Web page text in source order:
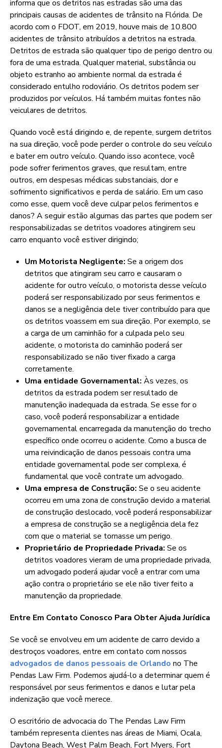
informa que os detritos nas estradas são uma das
principais causas de acidentes de trânsito na Flórida. De
acordo com o FDOT, em 2019, houve mais de 10.800
acidentes de trânsito atribuídos a detritos na estrada.
Detritos de estrada são qualquer tipo de perigo dentro ou
fora de uma estrada. Qualquer material, substância ou
objeto estranho ao ambiente normal da estrada é
considerado entulho rodoviário. Os detritos podem ser
produzidos por veículos. Há também muitas fontes não
veiculares de detritos.
Quando você está dirigindo e, de repente, surgem detritos
na sua direção, você pode perder o controle do seu veículo
e bater em outro veículo. Quando isso acontece, você
pode sofrer ferimentos graves, que resultam, entre
outros, em despesas médicas substanciais, dor e
sofrimento significativos e perda de salário. Em um caso
como esse, quem você deve culpar pelos ferimentos e
danos? A seguir estão algumas das partes que podem ser
responsabilizadas se detritos voadores atingirem seu
carro enquanto você estiver dirigindo;
Um Motorista Negligente: Se a origem dos
detritos que atingiram seu carro e causaram o
acidente for outro veículo, o motorista desse veículo
poderá ser responsabilizado por seus ferimentos e
danos se a negligência dele tiver contribuído para que
os detritos voassem em sua direção. Por exemplo, se
a carga de um caminhão for a culpada pelo seu
acidente, o motorista do caminhão poderá ser
responsabilizado se não tiver fixado a carga
corretamente.
Uma entidade Governamental: Às vezes, os
detritos da estrada podem ser resultado de
manutenção inadequada da estrada. Se esse for o
caso, você poderá responsabilizar a entidade
governamental encarregada da manutenção do trecho
específico onde ocorreu o acidente. Como a busca de
uma reivindicação de danos pessoais contra uma
entidade governamental pode ser complexa, é
fundamental que você contrate um advogado.
Uma empresa de Construção: Se o seu acidente
ocorreu em uma zona de construção devido a material
de construção deslocado, você poderá responsabilizar
a empresa de construção se a negligência dela fez
com que o material se tornasse um perigo.
Proprietário de Propriedade Privada: Se os
detritos voadores vieram de uma propriedade privada,
um advogado poderá ajudar você a entrar com uma
ação contra o proprietário se ele não tiver feito a
manutenção da propriedade.
Entre Em Contato Conosco Para Obter Ajuda Jurídica
Se você se envolveu em um acidente de carro devido a
destroços voadores, entre em contato com nossos
advogados de danos pessoais de Orlando no The
Pendas Law Firm. Podemos ajudá-lo a determinar quem é
responsável por seus ferimentos e danos e lutar pela
indenização que você merece.
O escritório de advocacia do The Pendas Law Firm
também representa clientes nas áreas de Miami, Ocala,
Daytona Beach, West Palm Beach, Fort Myers, Fort